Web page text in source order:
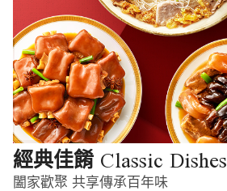
經典佳餚 Classic Dishes
闔家歡聚 共享傳承百年味